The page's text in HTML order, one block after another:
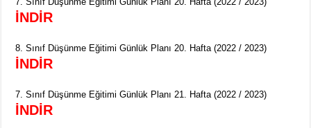
İNDİR
8. Sınıf Düşünme Eğitimi Günlük Planı 20. Hafta (2022 / 2023)
İNDİR
7. Sınıf Düşünme Eğitimi Günlük Planı 21. Hafta (2022 / 2023)
İNDİR